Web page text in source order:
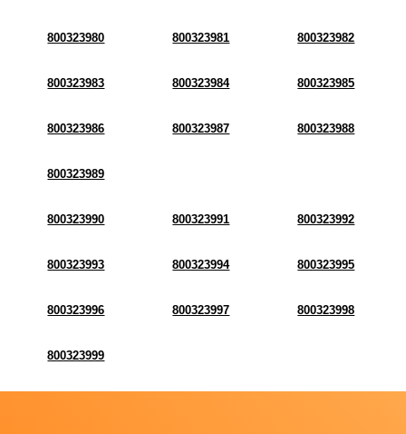
800323980 800323981 800323982
800323983 800323984 800323985
800323986 800323987 800323988
800323989
800323990 800323991 800323992
800323993 800323994 800323995
800323996 800323997 800323998
800323999